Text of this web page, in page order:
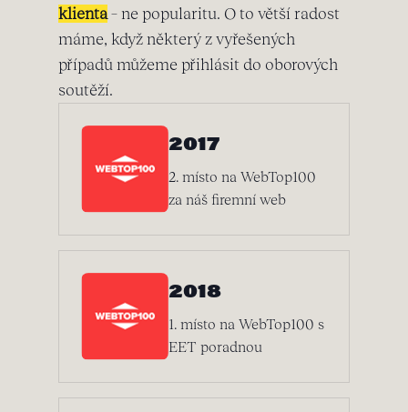
klienta – ne popularitu. O to větší radost
máme, když některý z vyřešených
případů můžeme přihlásit do oborových
soutěží.
2017
2. místo na WebTop100
za náš firemní web
2018
1. místo na WebTop100 s
EET poradnou